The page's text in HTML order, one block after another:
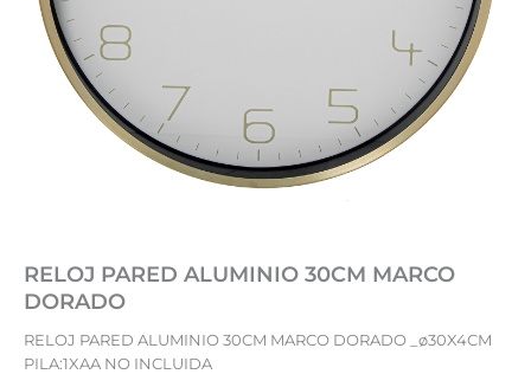
RELOJ PARED ALUMINIO 30CM MARCO
DORADO
RELOJ PARED ALUMINIO 30CM MARCO DORADO _ø30X4CM
PILA:1XAA NO INCLUIDA